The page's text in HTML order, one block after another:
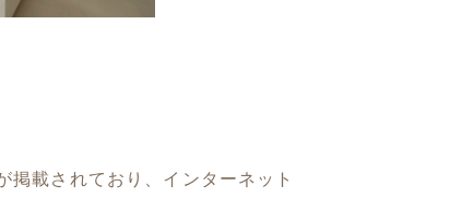
掲載されており、インターネット